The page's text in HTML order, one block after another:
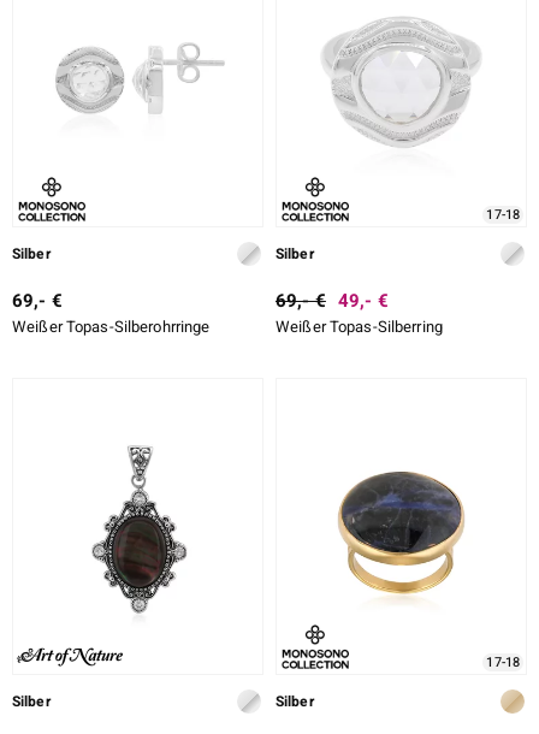
LEGIERUNG
FASSUNG
Silber
69,- €
Weißer Topas-Silberohrringe
17-18
Silber
69,- € 49,- €
Weißer Topas-Silberring
Silber
17-18
Silber